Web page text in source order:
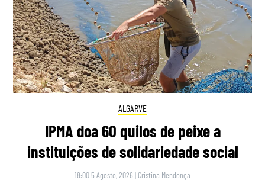
ALGARVE
IPMA doa 60 quilos de peixe a
instituições de solidariedade social
18:00 5 Agosto, 2026 | Cristina Mendonça